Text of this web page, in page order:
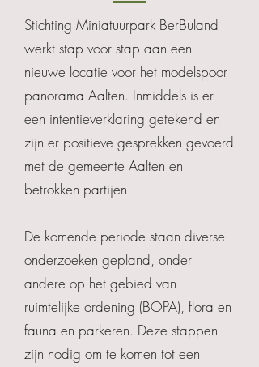
Stichting Miniatuurpark BerBuland
werkt stap voor stap aan een
nieuwe locatie voor het modelspoor
panorama Aalten. Inmiddels is er
een intentieverklaring getekend en
zijn er positieve gesprekken gevoerd
met de gemeente Aalten en
betrokken partijen.
De komende periode staan diverse
onderzoeken gepland, onder
andere op het gebied van
ruimtelijke ordening (BOPA), flora en
fauna en parkeren. Deze stappen
zijn nodig om te komen tot een